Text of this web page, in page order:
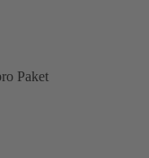
Paket